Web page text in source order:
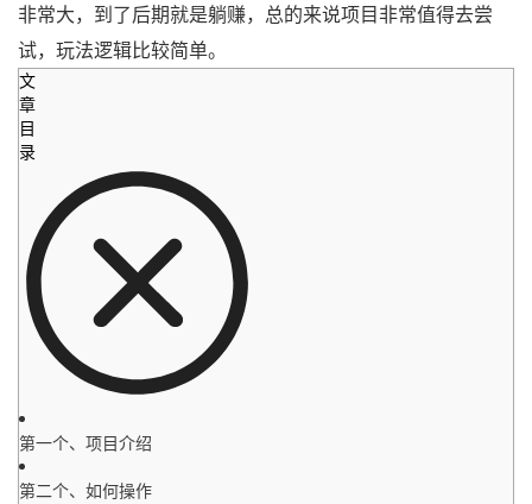
非常大，到了后期就是躺赚，总的来说项目非常值得去尝
试，玩法逻辑比较简单。
文
章
目
录
第一个、项目介绍
第二个、如何操作